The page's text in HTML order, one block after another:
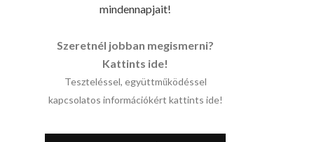
mindennapjait!
Szeretnél jobban megismerni?
Kattints ide!
Teszteléssel, együttműködéssel
kapcsolatos információkért kattints ide!